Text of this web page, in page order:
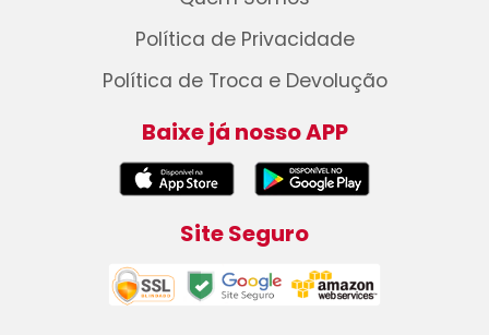
Política de Privacidade
Política de Troca e Devolução
Baixe já nosso APP
Site Seguro